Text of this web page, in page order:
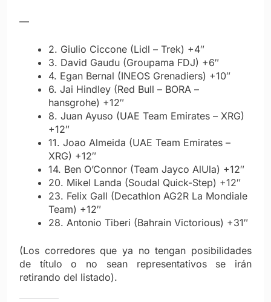
—
2. Giulio Ciccone (Lidl – Trek) +4″
3. David Gaudu (Groupama FDJ) +6″
4. Egan Bernal (INEOS Grenadiers) +10″
6. Jai Hindley (Red Bull – BORA –
hansgrohe) +12″
8. Juan Ayuso (UAE Team Emirates – XRG)
+12″
11. Joao Almeida (UAE Team Emirates –
XRG) +12″
14. Ben O’Connor (Team Jayco AlUla) +12″
20. Mikel Landa (Soudal Quick-Step) +12″
23. Felix Gall (Decathlon AG2R La Mondiale
Team) +12″
28. Antonio Tiberi (Bahrain Victorious) +31″
(Los corredores que ya no tengan posibilidades
de título o no sean representativos se irán
retirando del listado).